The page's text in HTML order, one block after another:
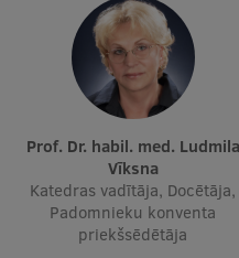
Struktūra
Vēsture un tradīcijas
Identitāte
RSU fonds
Aula
Muzeji un ekspozīcijas
Prof. Dr. habil. med. Ludmila
Vīksna
Katedras vadītāja, Docētāja,
Padomnieku konventa
priekšsēdētāja